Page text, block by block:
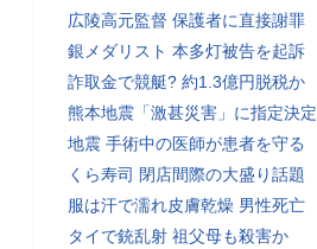
広陵高元監督 保護者に直接謝罪
銀メダリスト 本多灯被告を起訴
詐取金で競艇? 約1.3億円脱税か
熊本地震「激甚災害」に指定決定
地震 手術中の医師が患者を守る
くら寿司 閉店間際の大盛り話題
服は汗で濡れ皮膚乾燥 男性死亡
タイで銃乱射 祖父母も殺害か